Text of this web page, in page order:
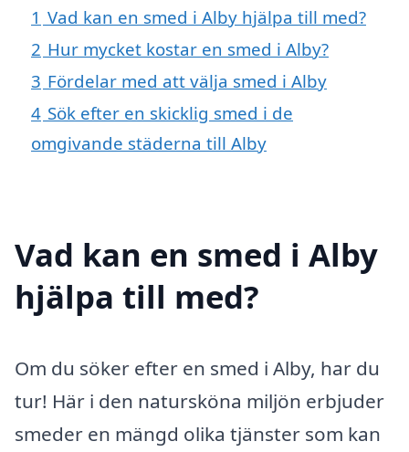
1 Vad kan en smed i Alby hjälpa till med?
2 Hur mycket kostar en smed i Alby?
3 Fördelar med att välja smed i Alby
4 Sök efter en skicklig smed i de
omgivande städerna till Alby
Vad kan en smed i Alby
hjälpa till med?
Om du söker efter en smed i Alby, har du
tur! Här i den natursköna miljön erbjuder
smeder en mängd olika tjänster som kan